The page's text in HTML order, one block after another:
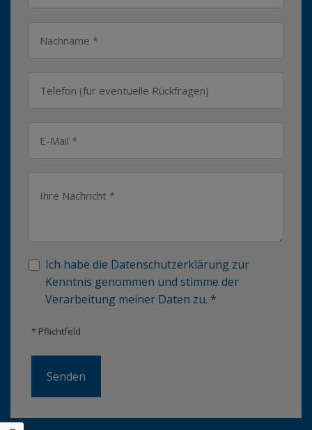
Ich habe die Datenschutzerklärung zur
Kenntnis genommen und stimme der
Verarbeitung meiner Daten zu. *
* Pflichtfeld